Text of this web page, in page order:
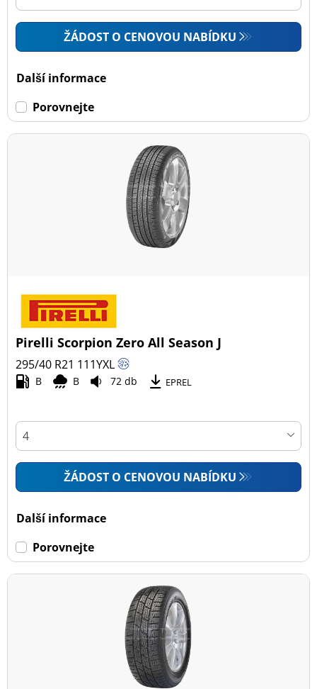
ŽÁDOST O CENOVOU NABÍDKU
Další informace
Porovnejte
Pirelli Scorpion Zero All Season J
295/40 R21 111YXL
B B 72 db EPREL
ŽÁDOST O CENOVOU NABÍDKU
Další informace
Porovnejte